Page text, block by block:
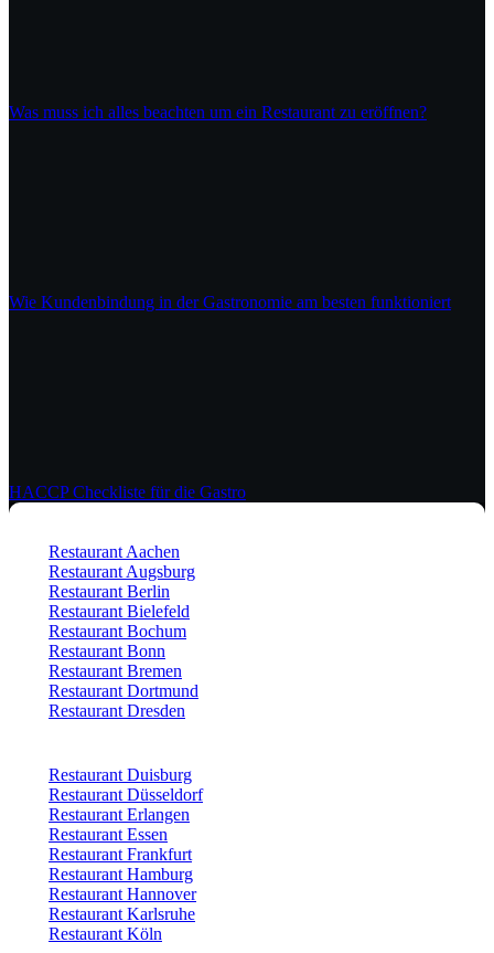
Was muss ich alles beachten um ein Restaurant zu eröffnen?
Wie Kundenbindung in der Gastronomie am besten funktioniert
HACCP Checkliste für die Gastro
Restaurant Aachen
Restaurant Augsburg
Restaurant Berlin
Restaurant Bielefeld
Restaurant Bochum
Restaurant Bonn
Restaurant Bremen
Restaurant Dortmund
Restaurant Dresden
Restaurant Duisburg
Restaurant Düsseldorf
Restaurant Erlangen
Restaurant Essen
Restaurant Frankfurt
Restaurant Hamburg
Restaurant Hannover
Restaurant Karlsruhe
Restaurant Köln